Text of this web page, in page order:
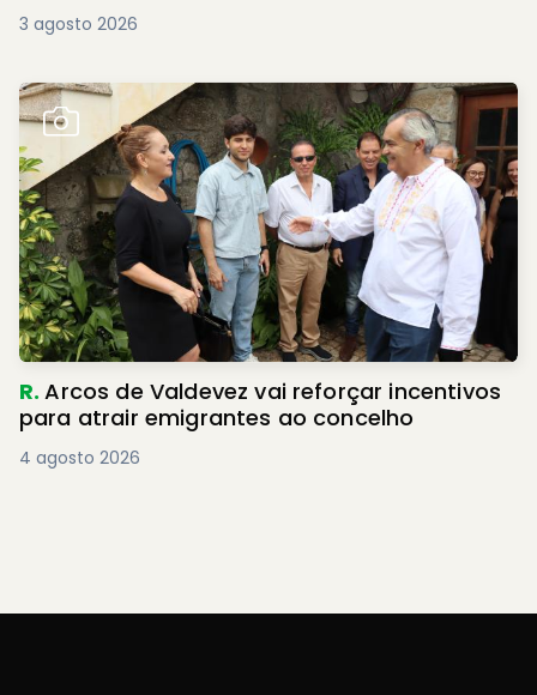
3 agosto 2026
R.Arcos de Valdevez vai reforçar incentivos
para atrair emigrantes ao concelho
4 agosto 2026